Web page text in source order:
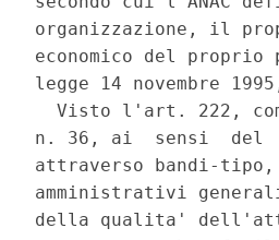
organizzazione, il
economico del
legge 14 novembre
Visto l'art. 222,
n. 36, ai  sensi  del
attraverso bandi-
amministrativi
della qualita'